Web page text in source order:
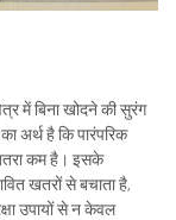
में बिना खोदने की सुरंग
अर्थ है कि पारंपरिक
कम है। इसके
खतरों से बचाता है,
उपायों से न केवल